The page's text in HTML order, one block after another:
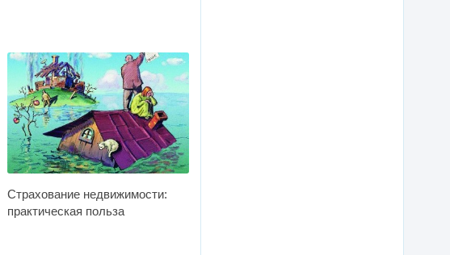
Страхование недвижимости:
практическая польза